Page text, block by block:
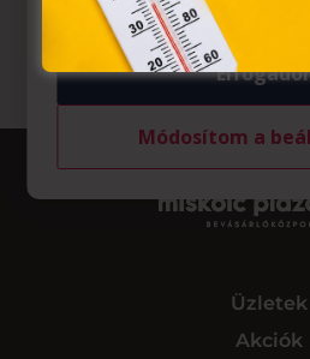
Üzletek
Akciók
Módosítom a